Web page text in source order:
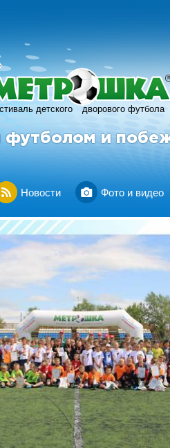
детского дворового футбола
R
футболом и
Новости Фото и видео